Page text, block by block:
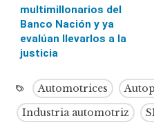
multimillonarios del
Banco Nación y ya
evalúan llevarlos a la
justicia
Automotrices
Industria automotriz